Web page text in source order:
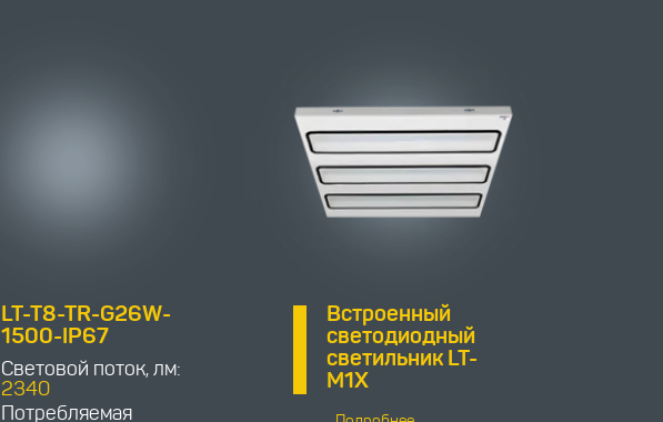
LT-T8-TR-G26W-
1500-IP67
Световой поток, лм:
2340
Потребляемая
Встроенный
светодиодный
светильник LT-
M1X